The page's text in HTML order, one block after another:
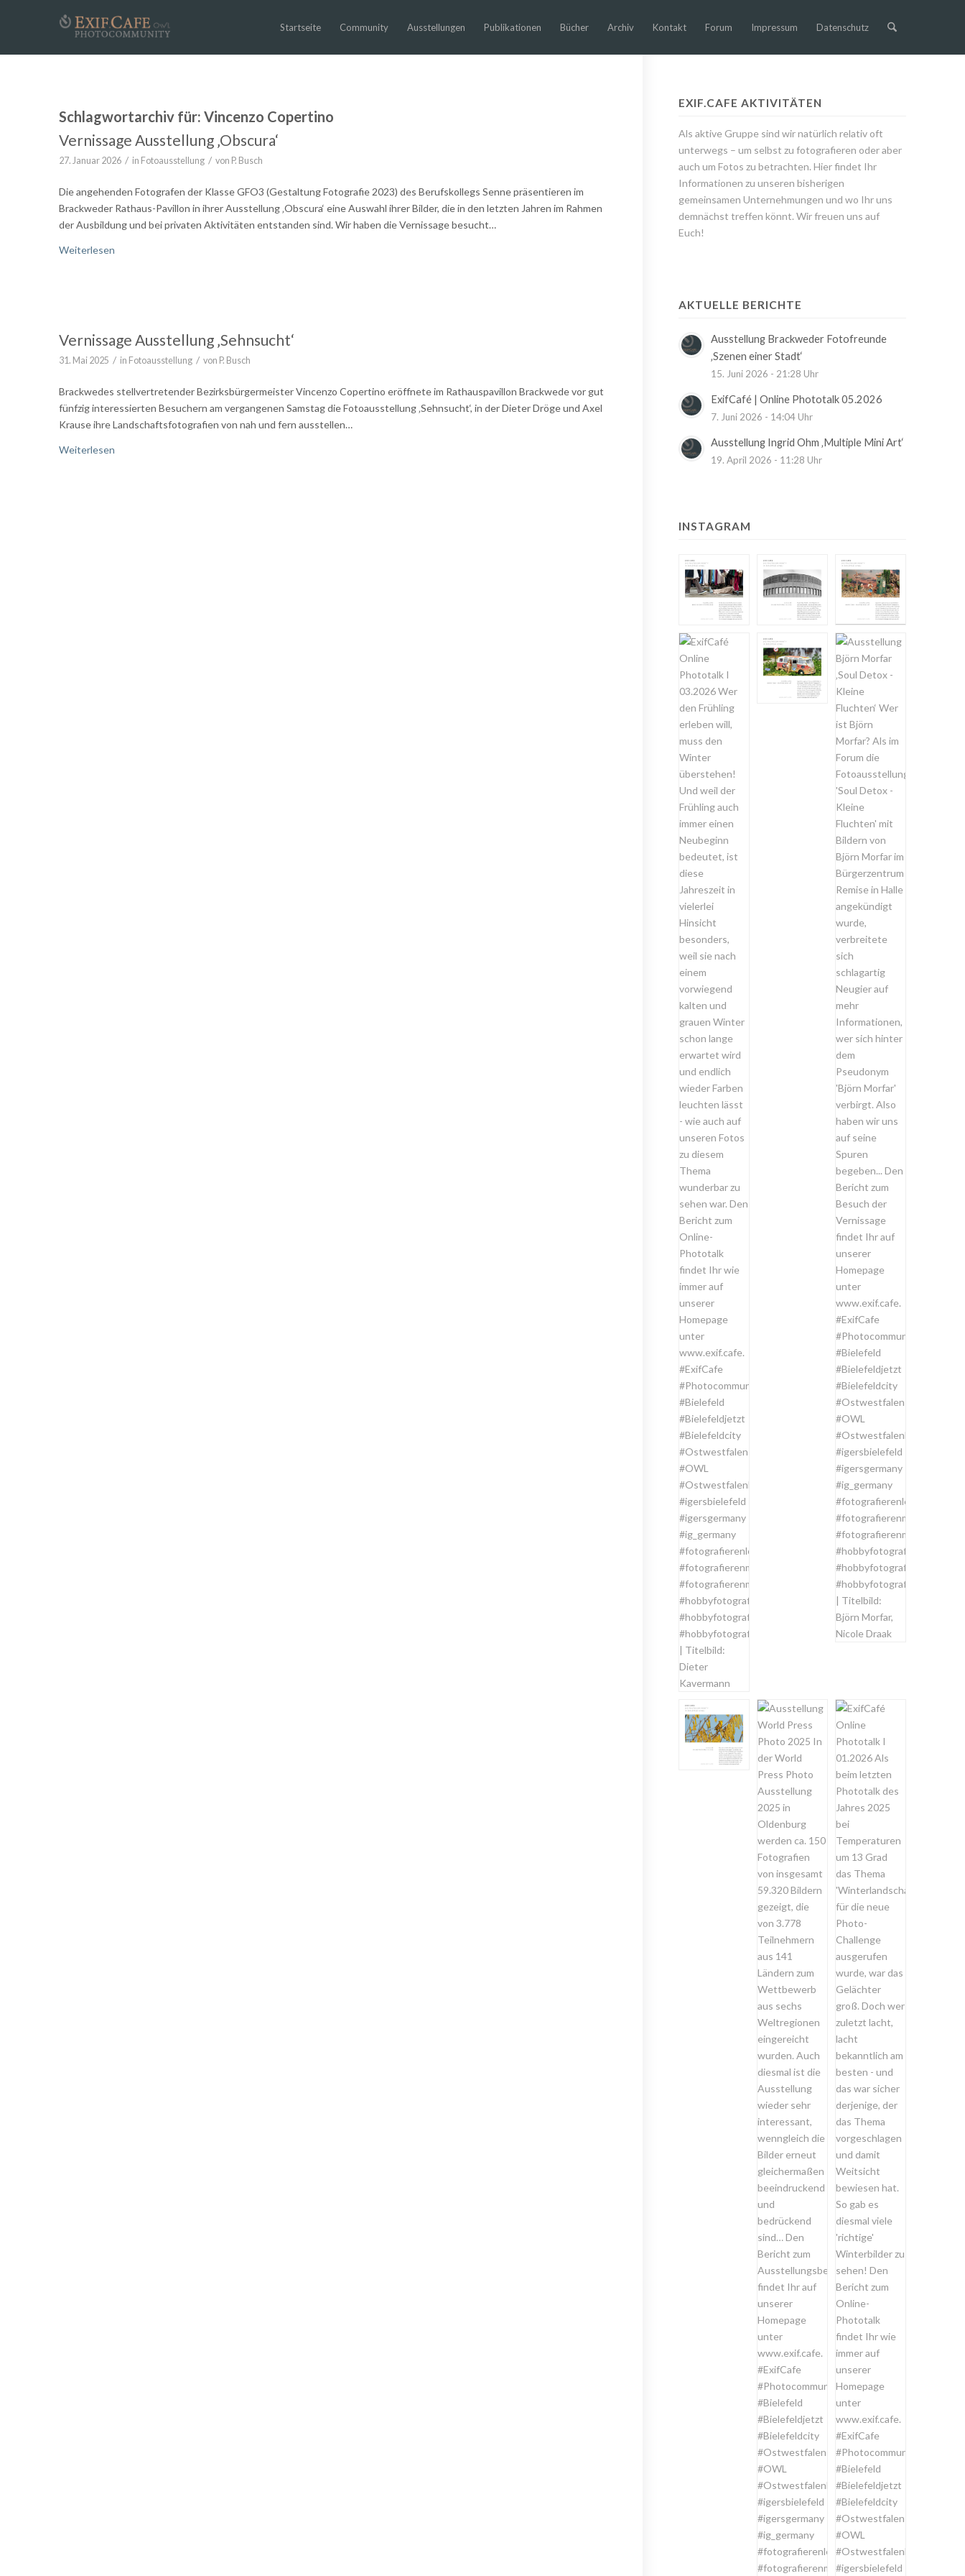
Startseite Community Ausstellungen Publikationen Bücher Archiv Kontakt Forum Impressum Datenschutz
Schlagwortarchiv für: Vincenzo Copertino
Vernissage Ausstellung ‚Obscura‘
27. Januar 2026 / in Fotoausstellung / von P. Busch
Die angehenden Fotografen der Klasse GFO3 (Gestaltung Fotografie 2023) des Berufskollegs Senne präsentieren im
Brackweder Rathaus-Pavillon in ihrer Ausstellung ‚Obscura‘ eine Auswahl ihrer Bilder, die in den letzten Jahren im Rahmen
der Ausbildung und bei privaten Aktivitäten entstanden sind. Wir haben die Vernissage besucht…
Weiterlesen
Vernissage Ausstellung ‚Sehnsucht‘
31. Mai 2025 / in Fotoausstellung / von P. Busch
Brackwedes stellvertretender Bezirksbürgermeister Vincenzo Copertino eröffnete im Rathauspavillon Brackwede vor gut
fünfzig interessierten Besuchern am vergangenen Samstag die Fotoausstellung ‚Sehnsucht‘, in der Dieter Dröge und Axel
Krause ihre Landschaftsfotografien von nah und fern ausstellen…
Weiterlesen
EXIF.CAFE AKTIVITÄTEN
Als aktive Gruppe sind wir natürlich relativ oft
unterwegs – um selbst zu fotografieren oder aber
auch um Fotos zu betrachten. Hier findet Ihr
Informationen zu unseren bisherigen
gemeinsamen Unternehmungen und wo Ihr uns
demnächst treffen könnt. Wir freuen uns auf
Euch!
AKTUELLE BERICHTE
Ausstellung Brackweder Fotofreunde
‚Szenen einer Stadt‘
15. Juni 2026 - 21:28 Uhr
ExifCafé | Online Phototalk 05.2026
7. Juni 2026 - 14:04 Uhr
Ausstellung Ingrid Ohm ‚Multiple Mini Art‘
19. April 2026 - 11:28 Uhr
INSTAGRAM